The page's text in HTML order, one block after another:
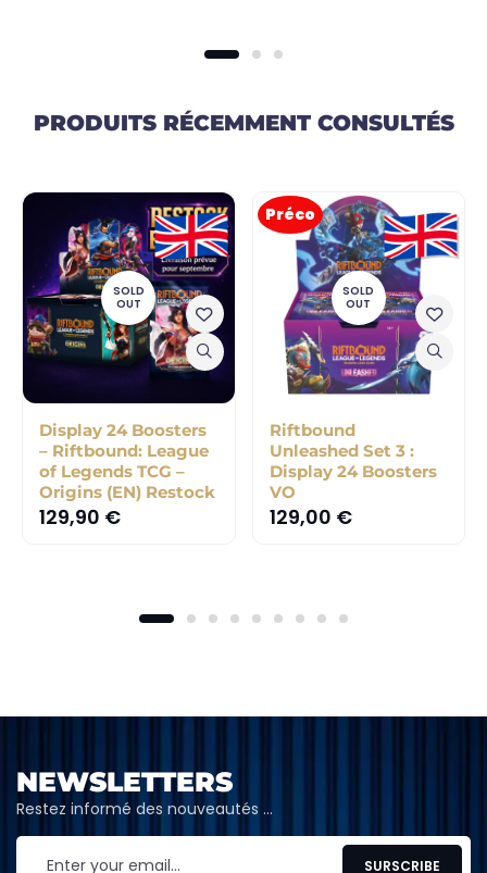
PRODUITS RÉCEMMENT CONSULTÉS
SOLD
OUT
Display 24 Boosters
– Riftbound: League
of Legends TCG –
Origins (EN) Restock
129,90 €
Préco
SOLD
OUT
Riftbound
Unleashed Set 3 :
Display 24 Boosters
VO
129,00 €
NEWSLETTERS
Restez informé des nouveautés …